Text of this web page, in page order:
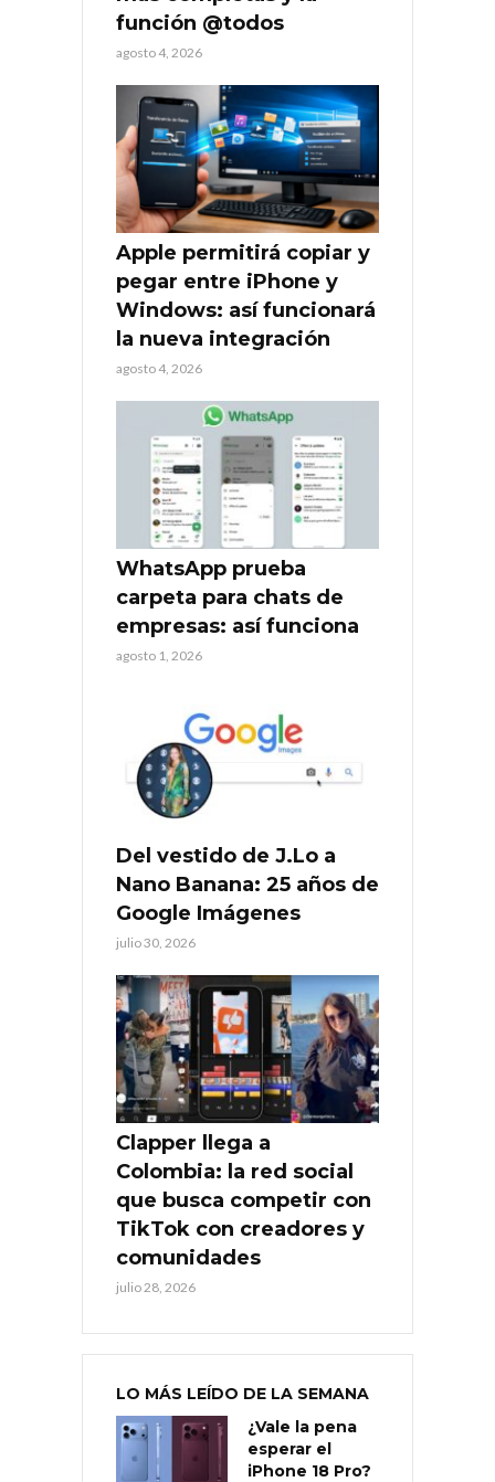
función @todos
agosto 4, 2026
Apple permitirá copiar y
pegar entre iPhone y
Windows: así funcionará
la nueva integración
agosto 4, 2026
WhatsApp prueba
carpeta para chats de
empresas: así funciona
agosto 1, 2026
Del vestido de J.Lo a
Nano Banana: 25 años de
Google Imágenes
julio 30, 2026
Clapper llega a
Colombia: la red social
que busca competir con
TikTok con creadores y
comunidades
julio 28, 2026
LO MÁS LEÍDO DE LA SEMANA
¿Vale la pena
esperar el
iPhone 18 Pro?